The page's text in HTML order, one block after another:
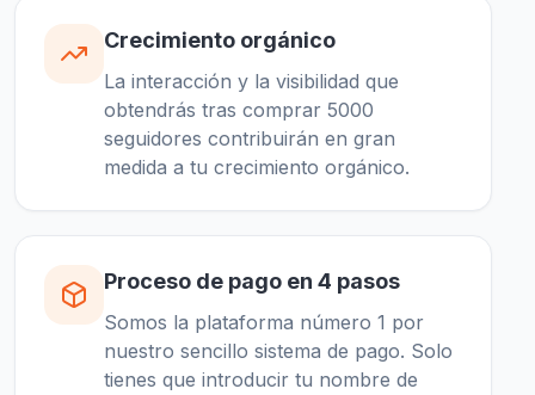
Crecimiento orgánico
La interacción y la visibilidad que
obtendrás tras comprar 5000
seguidores contribuirán en gran
medida a tu crecimiento orgánico.
Proceso de pago en 4 pasos
Somos la plataforma número 1 por
nuestro sencillo sistema de pago. Solo
tienes que introducir tu nombre de